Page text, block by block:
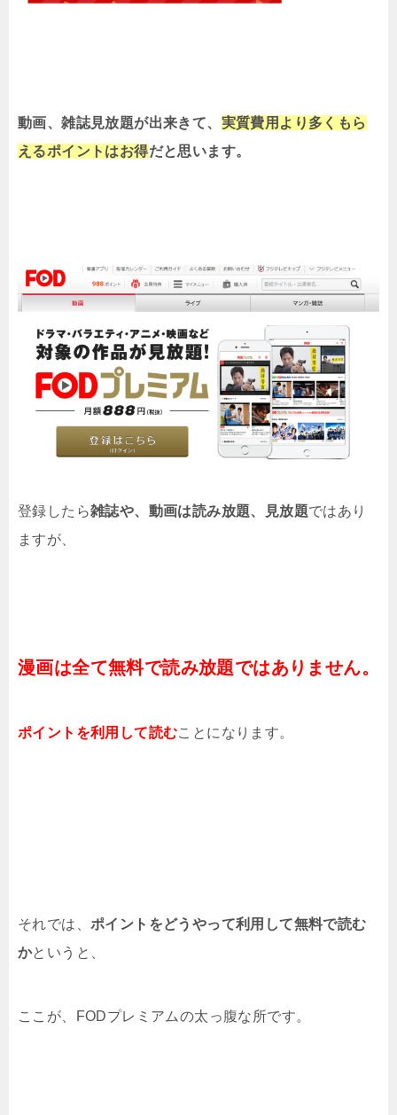
動画、雑誌見放題が出来きて、 実質費用より多くもら
えるポイントはお得だと思います。
登録したら雑誌や、動画は読み放題、見放題ではあり
ますが、
漫画は全て無料で読み放題ではありません。
ポイントを利用して読むことになります。
それでは、 ポイントをどうやって利用して無料で読む
かというと、
ここが、FODプレミアムの太っ腹な所です。